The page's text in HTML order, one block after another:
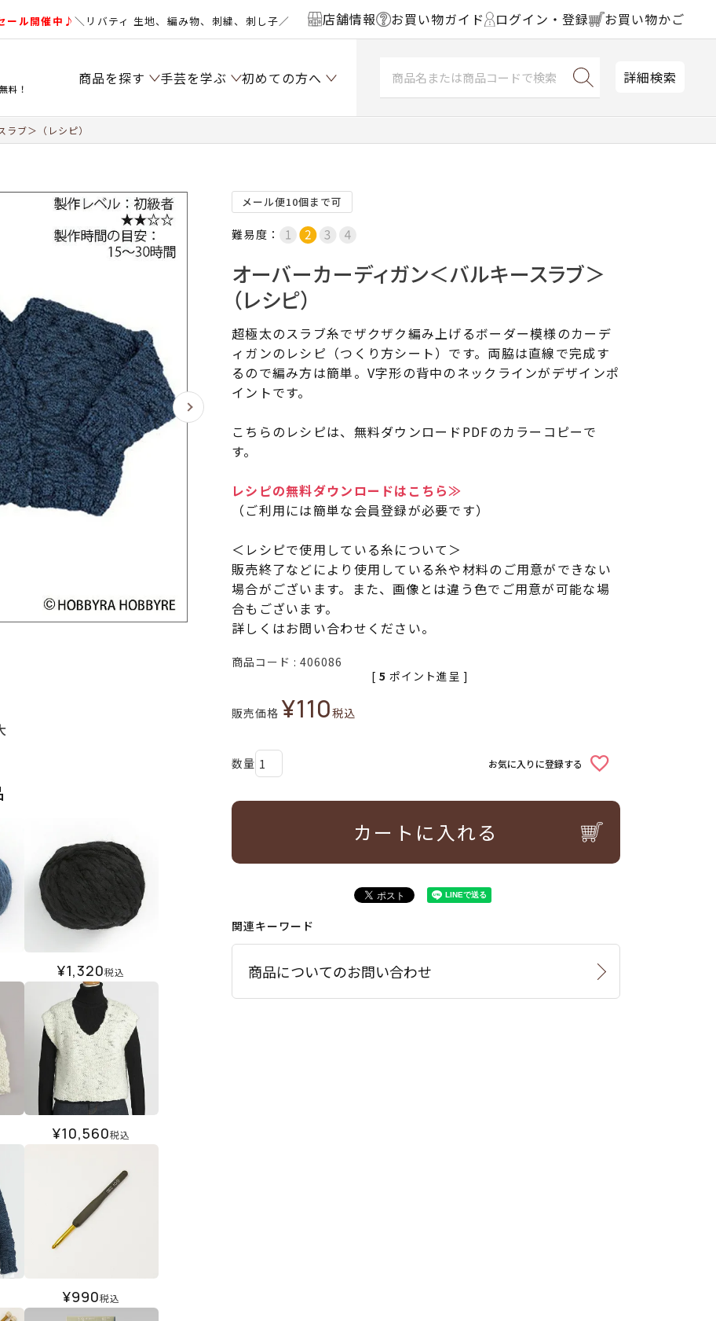
ール開催中♪＼リバティ 生地、編み物、刺繍、刺し子／ 店舗情報 お買い物ガイド ログイン・登録 お買い物かご
料！
商品を探す 手芸を学ぶ 初めての方へ 詳細検索
ブ＞（レシピ）
¥1,320税込
¥10,560税込
¥990税込
メール便10個まで可
難易度：
オーバーカーディガン＜バルキースラブ＞
（レシピ）
超極太のスラブ糸でザクザク編み上げるボーダー模様のカーデ
ィガンのレシピ（つくり方シート）です。両脇は直線で完成す
るので編み方は簡単。V字形の背中のネックラインがデザインポ
イントです。
こちらのレシピは、無料ダウンロードPDFのカラーコピーで
す。
レシピの無料ダウンロードはこちら≫
（ご利用には簡単な会員登録が必要です）
＜レシピで使用している糸について＞
販売終了などにより使用している糸や材料のご用意ができない
場合がございます。また、画像とは違う色でご用意が可能な場
合もございます。
詳しくはお問い合わせください。
商品コード 406086
販売価格 ¥110税込
[ 5 ポイント進呈 ]
お気に入りに登録する
カートに入れる
関連キーワード
商品についてのお問い合わせ